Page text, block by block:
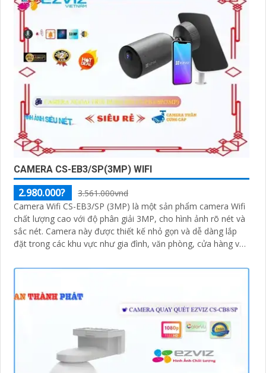
CAMERA CS-EB3/SP(3MP) WIFI
2.980.000?
3.561.000vnd
Camera Wifi CS-EB3/SP (3MP) là một sản phẩm camera Wifi
chất lượng cao với độ phân giải 3MP, cho hình ảnh rõ nét và
sắc nét. Camera này được thiết kế nhỏ gọn và dễ dàng lắp
đặt trong các khu vực như gia đình, văn phòng, cửa hàng và